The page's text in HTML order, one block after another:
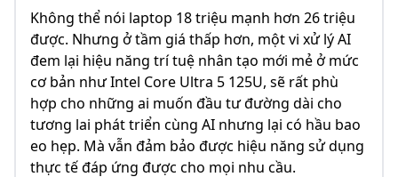
Không thể nói laptop 18 triệu mạnh hơn 26 triệu
được. Nhưng ở tầm giá thấp hơn, một vi xử lý AI
đem lại hiệu năng trí tuệ nhân tạo mới mẻ ở mức
cơ bản như Intel Core Ultra 5 125U, sẽ rất phù
hợp cho những ai muốn đầu tư đường dài cho
tương lai phát triển cùng AI nhưng lại có hầu bao
eo hẹp. Mà vẫn đảm bảo được hiệu năng sử dụng
thực tế đáp ứng được cho mọi nhu cầu.